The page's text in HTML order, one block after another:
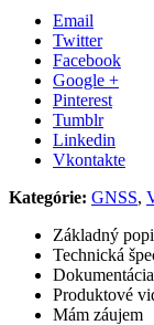
Email
Twitter
Facebook
Google +
Pinterest
Tumblr
Linkedin
Vkontakte
Kategórie: GNSS,
Základný
Technická
Dokumentácia
Produktové
Mám záujem